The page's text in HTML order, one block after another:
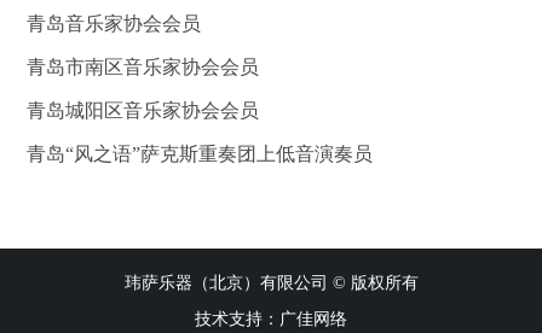
青岛音乐家协会会员
青岛市南区音乐家协会会员
青岛城阳区音乐家协会会员
青岛“风之语”萨克斯重奏团上低音演奏员
玮萨乐器（北京）有限公司 © 版权所有
技术支持： 广佳网络